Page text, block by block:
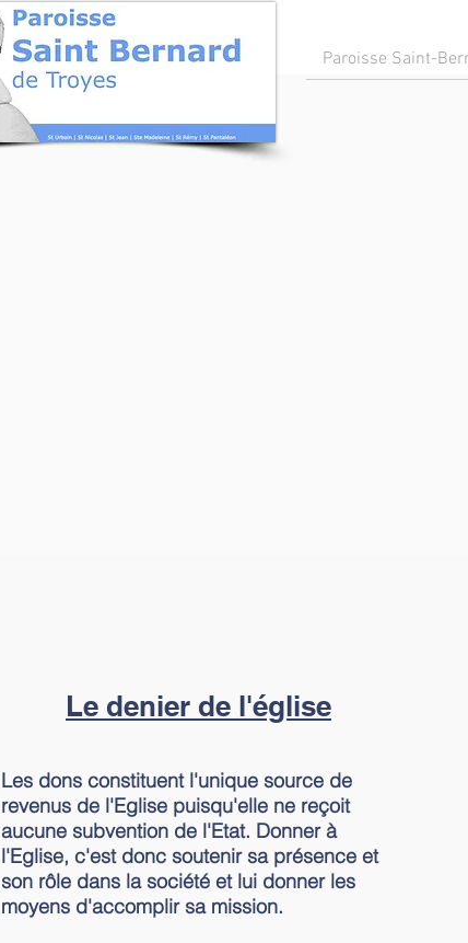
Paroisse Saint-
Le denier de l'église
Les dons constituent l'unique source de
revenus de l'Eglise puisqu'elle ne reçoit
aucune subvention de l'Etat. Donner à
l'Eglise, c'est donc soutenir sa présence et
son rôle dans la société et lui donner les
moyens d'accomplir sa mission.